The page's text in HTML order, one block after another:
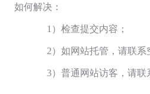
如何解决：
1）检查提交内容；
2）如网站托管，请联系
3）普通网站访客，请联